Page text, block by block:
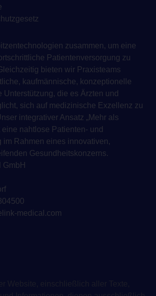
zusammen, um eine
Patientenversorgung zu
bieten wir Praxisteams
kaufmännische, konzeptionelle
Unterstützung, die es Ärzten und
sich auf medizinische Exzellenz zu
integrativer Ansatz „Mehr als
eine nahtlose Patienten- und
im Rahmen eines innovativen,
Gesundheitskonzerns.
GmbH
medical.com